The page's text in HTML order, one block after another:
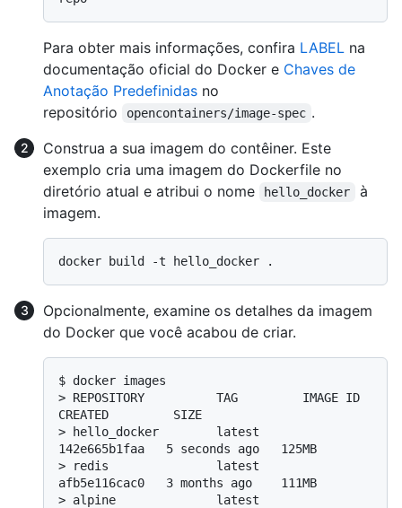
Para obter mais informações, confira LABEL na
documentação oficial do Docker e Chaves de
Anotação Predefinidas no
repositório
opencontainers/image-spec .
Construa a sua imagem do contêiner. Este
exemplo cria uma imagem do Dockerfile no
diretório atual e atribui o nome
hello_docker
à
imagem.
Opcionalmente, examine os detalhes da imagem
do Docker que você acabou de criar.
$ docker images
> REPOSITORY          TAG         IMAGE ID
CREATED         SIZE
>
hello_docker        latest
142e665b1faa   5 seconds ago   125MB
>
redis               latest
afb5e116cac0   3 months ago    111MB
> alpine              latest